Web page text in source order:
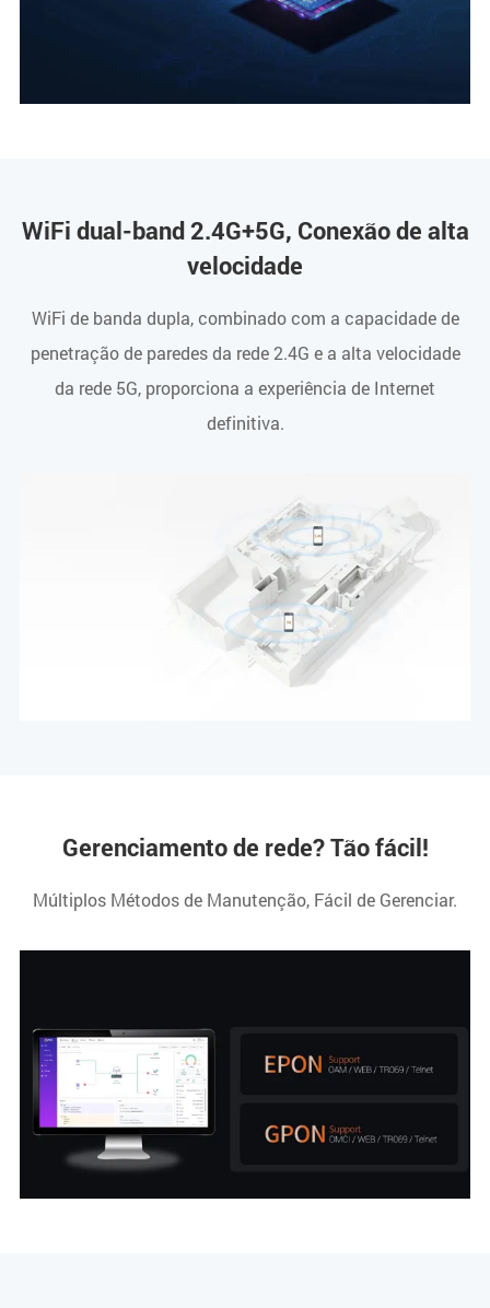
WiFi dual-band 2.4G+5G, Conexão de alta
velocidade
WiFi de banda dupla, combinado com a capacidade de
penetração de paredes da rede 2.4G e a alta velocidade
da rede 5G, proporciona a experiência de Internet
definitiva.
Gerenciamento de rede? Tão fácil!
Múltiplos Métodos de Manutenção, Fácil de Gerenciar.